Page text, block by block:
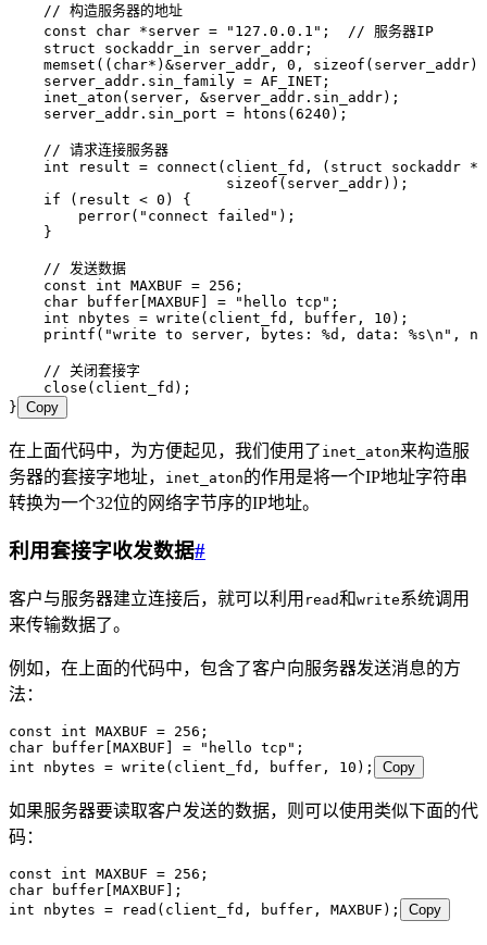
    // 构造服务器的地址
    const
char *server = " 127.0.0.1 " ;
  // 服务器IP
    struct
sockaddr_in server_addr;
    memset
(( char* ) &server_addr , 0 , sizeof (server_addr))
    server_addr
. sin_family = AF_INET;
    inet_aton
(server , &server_addr . sin_addr) ;
    server_addr
. sin_port = htons (6240 ) ;
    // 请求连接服务器
    int
result = connect (client_fd , ( struct sockaddr *
                         sizeof
(server_addr)) ;
    if
(result < 0 ) {
        perror
( " connect failed " ) ;
    }
    // 发送数据
    const
int MAXBUF = 256 ;
    char
buffer [MAXBUF] = " hello tcp " ;
    int
nbytes = write (client_fd , buffer , 10 ) ;
    printf
( "write to server, bytes: %d , data: %s\n " ,
    // 关闭套接字
    close
(client_fd) ;
} Copy
在上面代码中，为方便起见，我们使用了 inet_aton来构造服
务器的套接字地址，
inet_aton的作用是将一个IP地址字符串
转换为一个32位的网络字节序的IP地址。
利用套接字收发数据#
客户与服务器建立连接后，就可以利用 read和write系统调用
来传输数据了。
例如，在上面的代码中，包含了客户向服务器发送消息的方
法：
const int MAXBUF = 256 ;
char buffer [MAXBUF] = " hello tcp " ;
int nbytes = write (client_fd , buffer , 10 ); Copy
如果服务器要读取客户发送的数据，则可以使用类似下面的代
码：
const int MAXBUF = 256 ;
char buffer [MAXBUF];
int nbytes = read (client_fd , buffer , MAXBUF); Copy